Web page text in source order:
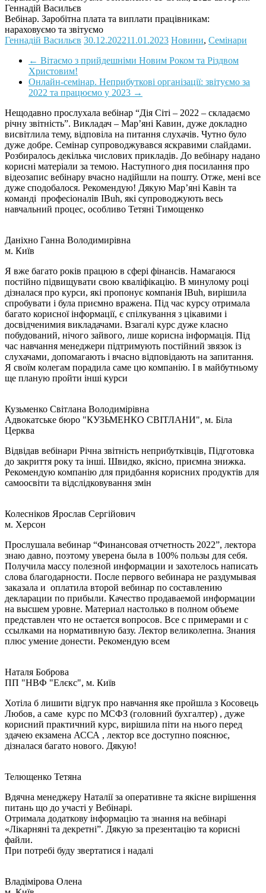
Геннадій Васильєв
Вебінар. Заробітна плата та виплати працівникам:
нараховуємо та звітуємо
Геннадій Васильєв 30.12.202211.01.2023 Новини, Семінари
← Вітаємо з прийдешніми Новим Роком та Різдвом
Христовим!
Онлайн-семінар. Неприбуткові організації: звітуємо за
2022 та працюємо у 2023 →
Нещодавно прослухала вебінар “Дія Сіті – 2022 – складаємо
річну звітність”. Викладач – Мар’яні Кавин, дуже докладно
висвітлила тему, відповіла на питання слухачів. Чутно було
дуже добре. Семінар супроводжувався яскравими слайдами.
Розбиралось декілька числових прикладів. До вебінару надано
корисні матеріали за темою. Наступного дня посилання про
відеозапис вебінару вчасно надійшли на пошту. Отже, мені все
дуже сподобалося. Рекомендую! Дякую Мар’яні Кавін та
команді професіоналів IBuh, які супроводжують весь
навчальний процес, особливо Тетяні Тимощенко
Даніхно Ганна Володимирівна
м. Київ
Я вже багато років працюю в сфері фінансів. Намагаюся
постійно підвищувати свою кваліфікацію. В минулому році
дізналася про курси, які пропонує компанія IBuh, вирішила
спробувати і була приємно вражена. Під час курсу отримала
багато корисної інформації, є спілкування з цікавими і
досвідченимия викладачами. Взагалі курс дуже класно
побудований, нічого зайвого, лише корисна інформація. Під
час навчання менеджери підтримують постійний звязок із
слухачами, допомагають і вчасно відповідають на запитання.
Я своїм колегам порадила саме цю компанію. І в майбутньому
ще планую пройти інші курси
Кузьменко Світлана Володимірівна
Адвокатське бюро "КУЗЬМЕНКО СВІТЛАНИ", м. Біла
Церква
Відвідав вебінари Річна звітність неприбутківців, Підготовка
до закриття року та інші. Швидко, якісно, приємна знижка.
Рекомендую компанію для придбання корисних продуктів для
самоосвіти та відслідковування змін
Колесніков Ярослав Сергійович
м. Херсон
Прослушала вебинар “Финансовая отчетность 2022”, лектора
знаю давно, поэтому уверена была в 100% пользы для себя.
Получила массу полезной информации и захотелось написать
слова благодарности. После первого вебинара не раздумывая
заказала и оплатила второй вебинар по составлению
декларации по прибыли. Качество продаваемой информации
на высшем уровне. Материал настолько в полном объеме
представлен что не остается вопросов. Все с примерами и с
ссылками на нормативную базу. Лектор великолепна. Знания
плюс умение донести. Рекомендую всем
Наталя Боброва
ПП "НВФ "Елєкс", м. Київ
Хотіла б лишити відгук про навчання яке пройшла з Косовець
Любов, а саме курс по МСФЗ (головний бухгалтер) , дуже
корисний практичний курс, вирішила піти на нього перед
здачею екзамена АССА , лектор все доступно пояснює,
дізналася багато нового. Дякую!
Телющенко Тетяна
Вдячна менеджеру Наталії за оперативне та якісне вирішення
питань що до участі у Вебінарі.
Отримала додаткову інформацію та знання на вебінарі
«Лікарняні та декретні”. Дякую за презентацію та корисні
файли.
При потребі буду звертатися і надалі
Владімірова Олена